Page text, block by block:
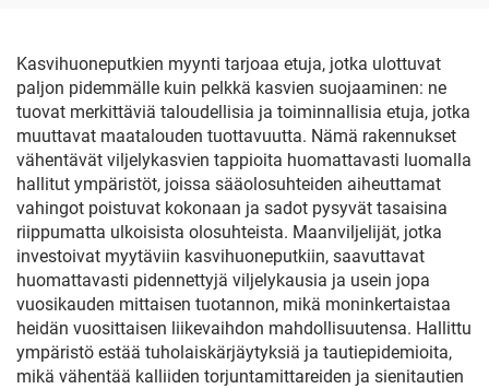
Kasvihuoneputkien myynti tarjoaa etuja, jotka ulottuvat
paljon pidemmälle kuin pelkkä kasvien suojaaminen: ne
tuovat merkittäviä taloudellisia ja toiminnallisia etuja, jotka
muuttavat maatalouden tuottavuutta. Nämä rakennukset
vähentävät viljelykasvien tappioita huomattavasti luomalla
hallitut ympäristöt, joissa sääolosuhteiden aiheuttamat
vahingot poistuvat kokonaan ja sadot pysyvät tasaisina
riippumatta ulkoisista olosuhteista. Maanviljelijät, jotka
investoivat myytäviin kasvihuoneputkiin, saavuttavat
huomattavasti pidennettyjä viljelykausia ja usein jopa
vuosikauden mittaisen tuotannon, mikä moninkertaistaa
heidän vuosittaisen liikevaihdon mahdollisuutensa. Hallittu
ympäristö estää tuholaiskärjäytyksiä ja tautiepidemioita,
mikä vähentää kalliiden torjuntamittareiden ja sienitautien